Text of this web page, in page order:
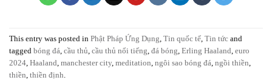
This entry was posted in Phật Pháp Ứng Dụng Tin quốc tế Tin tức and
tagged bóng đá cầu thủ cầu thủ nổi tiếng đá bóng Erling Haaland euro
2024 Haaland manchester city, meditation ngôi sao bóng đá ngồi thiền
thiền thiền định